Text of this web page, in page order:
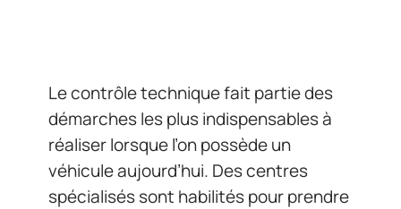
Le contrôle technique fait partie des
démarches les plus indispensables à
réaliser lorsque l’on possède un
véhicule aujourd’hui. Des centres
spécialisés sont habilités pour prendre